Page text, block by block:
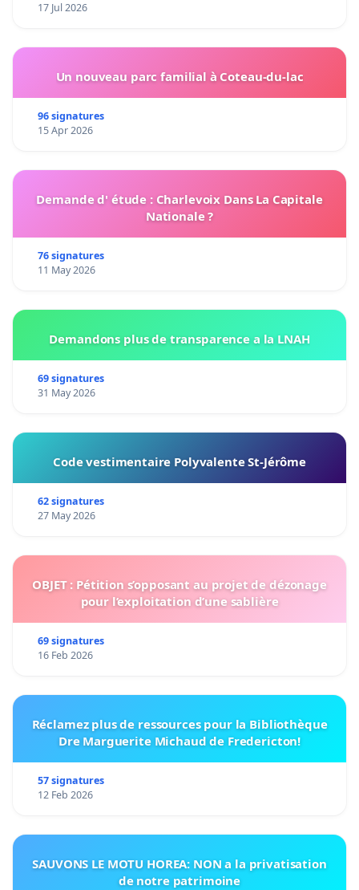
17 Jul 2026
Un nouveau parc familial à Coteau-du-lac
96 signatures
15 Apr 2026
Demande d' étude : Charlevoix Dans La Capitale
Nationale ?
76 signatures
11 May 2026
Demandons plus de transparence a la LNAH
69 signatures
31 May 2026
Code vestimentaire Polyvalente St-Jérôme
62 signatures
27 May 2026
OBJET : Pétition s’opposant au projet de dézonage
pour l’exploitation d’une sablière
69 signatures
16 Feb 2026
Réclamez plus de ressources pour la Bibliothèque
Dre Marguerite Michaud de Fredericton!
57 signatures
12 Feb 2026
SAUVONS LE MOTU HOREA: NON a la privatisation
de notre patrimoine